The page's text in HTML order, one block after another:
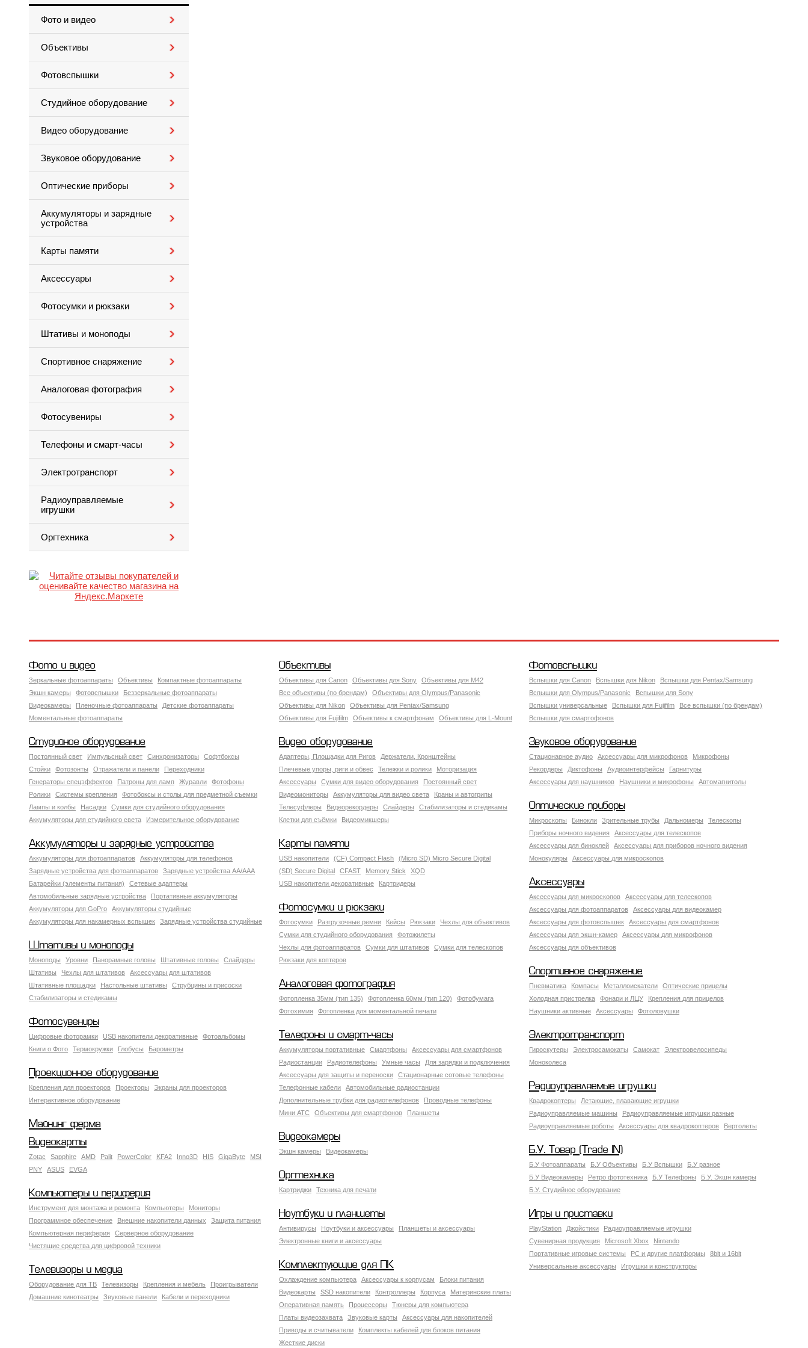
Фото и видео
Объективы
Фотовспышки
Студийное оборудование
Видео оборудование
Звуковое оборудование
Оптические приборы
Аккумуляторы и зарядные
устройства
Карты памяти
Аксессуары
Фотосумки и рюкзаки
Штативы и моноподы
Спортивное снаряжение
Аналоговая фотография
Фотосувениры
Телефоны и смарт-часы
Электротранспорт
Радиоуправляемые
игрушки
Оргтехника
Фото и видео
Зеркальные фотоаппараты Объективы
Компактные фотоаппараты
Экшн камеры
Фотовспышки
Беззеркальные фотоаппараты
Видеокамеры
Пленочные фотоаппараты
Детские фотоаппараты
Моментальные фотоаппараты
Объективы
Объективы для Canon Объективы для Sony
Объективы для M42
Все объективы (по брендам)
Объективы для Olympus/Panasonic
Объективы для Nikon
Объективы для Pentax/Samsung
Объективы для Fujifilm
Объективы к смартфонам Объективы для L-Mount
Фотовспышки
Вспышки для Canon Вспышки для Nikon
Вспышки для Pentax/Samsung
Вспышки для Olympus/Panasonic
Вспышки для Sony
Вспышки универсальные
Вспышки для Fujifilm
Все вспышки (по брендам)
Вспышки для смартофонов
Студийное оборудование
Постоянный свет Импульсный свет Синхронизаторы
Софтбоксы
Стойки
Фотозонты Отражатели и панели
Переходники
Генераторы спецэффектов
Патроны для ламп Журавли
Фотофоны
Ролики
Системы крепления
Фотобоксы и столы для предметной съемки
Лампы и колбы
Насадки
Сумки для студийного оборудования
Аккумуляторы для студийного света
Измерительное оборудование
Видео оборудование
Адаптеры, Площадки для Ригов
Держатели, Кронштейны
Плечевые упоры, риги и обвес
Тележки и ролики
Моторизация
Аксессуары
Сумки для видео оборудования
Постоянный свет
Видеомониторы
Аккумуляторы для видео света
Краны и автогрипы
Телесуфлеры
Видеорекордеры Слайдеры
Стабилизаторы и стедикамы
Клетки для съёмки
Видеомикшеры
Звуковое оборудование
Стационарное аудио Аксессуары для микрофонов
Микрофоны
Рекордеры
Диктофоны Аудиоинтерфейсы
Гарнитуры
Аксессуары для наушников
Наушники и микрофоны Автомагнитолы
Оптические приборы
Микроскопы Бинокли Зрительные трубы Дальномеры
Телескопы
Приборы ночного видения
Аксессуары для телескопов
Аксессуары для биноклей
Аксессуары для приборов ночного видения
Монокуляры
Аксессуары для микроскопов
Аккумуляторы и зарядные устройства
Аккумуляторы для фотоаппаратов
Аккумуляторы для телефонов
Зарядные устройства для фотоаппаратов
Зарядные устройства AA/AAA
Батарейки (элементы питания)
Сетевые адаптеры
Автомобильные зарядные устройства
Портативные аккумуляторы
Аккумуляторы для GoPro
Аккумуляторы студийные
Аккумуляторы для накамерных вспышек
Зарядные устройства студийные
Карты памяти
USB накопители (CF) Compact Flash
(Micro SD) Micro Secure Digital
(SD) Secure Digital
CFAST Memory Stick
XQD
USB накопители декоративные
Картридеры Аксессуары
Аксессуары для микроскопов
Аксессуары для телескопов
Аксессуары для фотоаппаратов
Аксессуары для видеокамер
Аксессуары для фотовспышек
Аксессуары для смартфонов
Аксессуары для экшн-камер
Аксессуары для микрофонов
Аксессуары для объективов
Фотосумки и рюкзаки
Фотосумки Разгрузочные ремни Кейсы Рюкзаки
Чехлы для объективов
Сумки для студийного оборудования
Фотожилеты
Чехлы для фотоаппаратов
Сумки для штативов
Сумки для телескопов
Рюкзаки для коптеров
Штативы и моноподы
Моноподы Уровни Панорамные головы Штативные головы
Слайдеры
Штативы
Чехлы для штативов
Аксессуары для штативов
Штативные площадки
Настольные штативы
Струбцины и присоски
Стабилизаторы и стедикамы
Спортивное снаряжение
Пневматика Компасы Металлоискатели
Оптические прицелы
Холодная пристрелка
Фонари и ЛЦУ
Крепления для прицелов
Наушники активные
Аксессуары Фотоловушки
Аналоговая фотография
Фотопленка 35мм (тип 135) Фотопленка 60мм (тип 120)
Фотобумага
Фотохимия
Фотопленка для моментальной печати
Фотосувениры
Цифровые фоторамки USB накопители декоративные
Фотоальбомы
Книги о Фото
Термокружки Глобусы Барометры
Телефоны и смарт-часы
Аккумуляторы портативные Смартфоны
Аксессуары для смартфонов
Радиостанции
Радиотелефоны Умные часы
Для зарядки и подключения
Аксессуары для защиты и переноски
Стационарные сотовые телефоны
Телефонные кабели
Автомобильные радиостанции
Дополнительные трубки для радиотелефонов
Проводные телефоны
Мини АТС
Объективы для смартфонов Планшеты
Электротранспорт
Гироскутеры Электросамокаты Самокат
Электровелосипеды
Моноколеса
Проекционное оборудование
Крепления для проекторов Проекторы
Экраны для проекторов
Интерактивное оборудование
Радиоуправляемые игрушки
Квадрокоптеры
Летающие, плавающие игрушки
Радиоуправляемые машины
Радиоуправляемые игрушки разные
Радиоуправляемые роботы
Аксессуары для квадрокоптеров Вертолеты
Майнинг ферма
Видеокамеры
Экшн камеры Видеокамеры
Видеокарты
Zotac Sapphire AMD Palit PowerColor KFA2 Inno3D HIS GigaByte
MSI
PNY
ASUS EVGA
Б.У. Товар (Trade IN)
Б.У Фотоаппараты Б.У Объективы Б.У Вспышки
Б.У разное
Б.У Видеокамеры
Ретро фототехника Б.У Телефоны
Б.У. Экшн камеры
Б.У. Студийное оборудование
Оргтехника
Картриджи Техника для печати
Компьютеры и периферия
Инструмент для монтажа и ремонта Компьютеры
Мониторы
Программное обеспечение
Внешние накопители данных
Защита питания
Компьютерная периферия
Серверное оборудование
Чистящие средства для цифровой техники
Ноутбуки и планшеты
Антивирусы Ноутбуки и аксессуары
Планшеты и аксессуары
Электронные книги и аксессуары
Игры и приставки
PlayStation Джойстики
Радиоуправляемые игрушки
Сувенирная продукция
Microsoft Xbox
Nintendo
Портативные игровые системы
PC и другие платформы
8bit и 16bit
Универсальные аксессуары
Игрушки и конструкторы
Комплектующие для ПК
Охлаждение компьютера Аксессуары к корпусам
Блоки питания
Видеокарты
SSD накопители Контроллеры Корпуса
Материнские платы
Оперативная память
Процессоры
Тюнеры для компьютера
Платы видеозахвата
Звуковые карты
Аксессуары для накопителей
Приводы и считыватели
Комплекты кабелей для блоков питания
Жесткие диски
Телевизоры и медиа
Оборудование для ТВ Телевизоры Крепления и мебель
Проигрыватели
Домашние кинотеатры
Звуковые панели Кабели и переходники